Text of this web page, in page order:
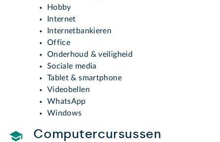
Hobby
Internet
Internetbankieren
Office
Onderhoud & veiligheid
Sociale media
Tablet & smartphone
Videobellen
WhatsApp
Windows
Computercursussen